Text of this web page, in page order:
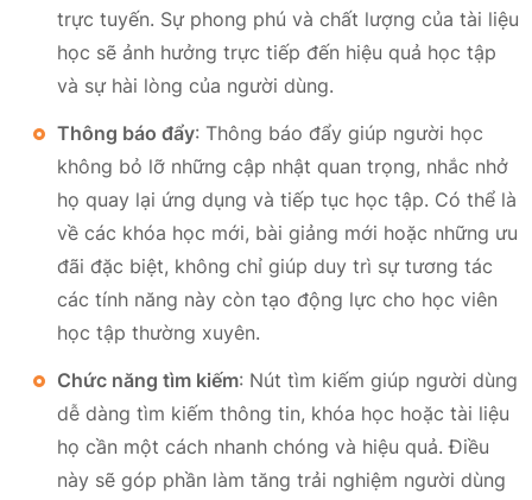
trực tuyến. Sự phong phú và chất lượng của tài liệu
học sẽ ảnh hưởng trực tiếp đến hiệu quả học tập
và sự hài lòng của người dùng.
Thông báo đẩy: Thông báo đẩy giúp người học
không bỏ lỡ những cập nhật quan trọng, nhắc nhở
họ quay lại ứng dụng và tiếp tục học tập. Có thể là
về các khóa học mới, bài giảng mới hoặc những ưu
đãi đặc biệt, không chỉ giúp duy trì sự tương tác
các tính năng này còn tạo động lực cho học viên
học tập thường xuyên.
Chức năng tìm kiếm: Nút tìm kiếm giúp người dùng
dễ dàng tìm kiếm thông tin, khóa học hoặc tài liệu
họ cần một cách nhanh chóng và hiệu quả. Điều
này sẽ góp phần làm tăng trải nghiệm người dùng